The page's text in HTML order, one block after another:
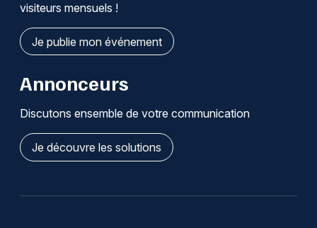
visiteurs mensuels !
Je publie mon événement
Annonceurs
Discutons ensemble de votre communication
Je découvre les solutions